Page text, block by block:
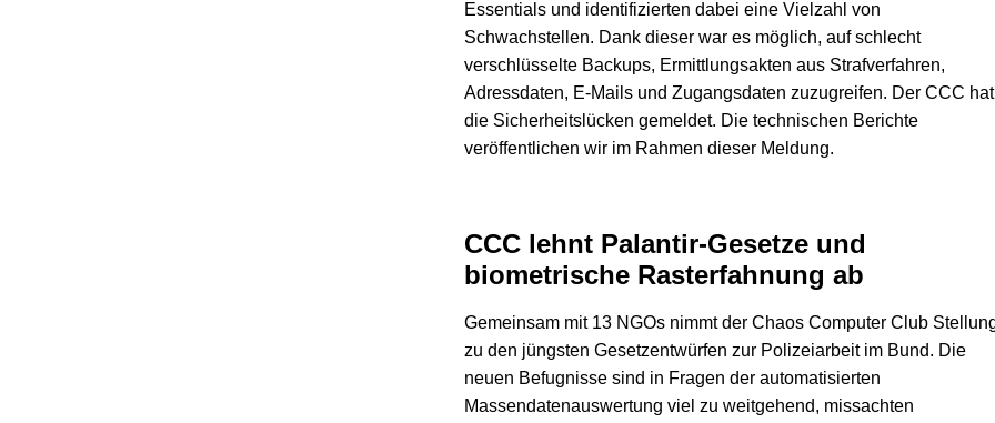
Essentials und identifizierten dabei eine Vielzahl von
Schwachstellen. Dank dieser war es möglich, auf schlecht
verschlüsselte Backups, Ermittlungsakten aus Strafverfahren,
Adressdaten, E-Mails und Zugangsdaten zuzugreifen. Der CCC hat
die Sicherheitslücken gemeldet. Die technischen Berichte
veröffentlichen wir im Rahmen dieser Meldung.
CCC lehnt Palantir-Gesetze und
biometrische Rasterfahnung ab
Gemeinsam mit 13 NGOs nimmt der Chaos Computer Club
zu den jüngsten Gesetzentwürfen zur Polizeiarbeit im Bund. Die
neuen Befugnisse sind in Fragen der automatisierten
Massendatenauswertung viel zu weitgehend, missachten